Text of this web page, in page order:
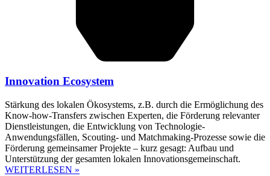
Innovation Ecosystem
Stärkung des lokalen Ökosystems, z.B. durch die Ermöglichung des
Know-how-Transfers zwischen Experten, die Förderung relevanter
Dienstleistungen, die Entwicklung von Technologie-
Anwendungsfällen, Scouting- und Matchmaking-Prozesse sowie die
Förderung gemeinsamer Projekte – kurz gesagt: Aufbau und
Unterstützung der gesamten lokalen Innovationsgemeinschaft.
WEITERLESEN »